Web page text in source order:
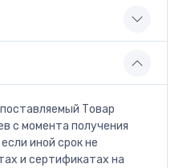
Товар
с момента получения
иной срок не
и сертификатах на